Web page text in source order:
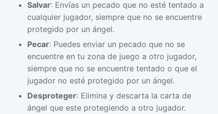
Salvar: Envías un pecado que no esté tentado a
cualquier jugador, siempre que no se encuentre
protegido por un ángel.
Pecar: Puedes enviar un pecado que no se
encuentre en tu zona de juego a otro jugador,
siempre que no se encuentre tentado o que el
jugador no esté protegido por un ángel.
Desproteger: Elimina y descarta la carta de
ángel que este protegiendo a otro jugador.